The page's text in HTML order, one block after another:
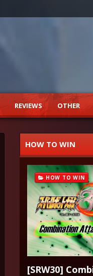
REVIEWS OTHER
HOW TO WIN
HOW TO WIN
[SRW30]